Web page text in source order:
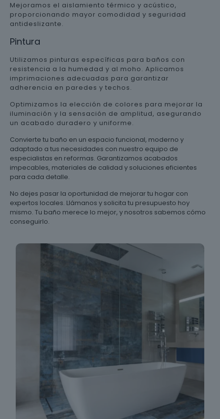
Mejoramos el aislamiento térmico y acústico,
proporcionando mayor comodidad y seguridad
antideslizante.
Pintura
Utilizamos pinturas específicas para baños con
resistencia a la humedad y al moho. Aplicamos
imprimaciones adecuadas para garantizar
adherencia en paredes y techos.
Optimizamos la elección de colores para mejorar la
iluminación y la sensación de amplitud, asegurando
un acabado duradero y uniforme.
Convierte tu baño en un espacio funcional, moderno y
adaptado a tus necesidades con nuestro equipo de
especialistas en reformas. Garantizamos acabados
impecables, materiales de calidad y soluciones eficientes
para cada detalle.
No dejes pasar la oportunidad de mejorar tu hogar con
expertos locales. Llámanos y solicita tu presupuesto hoy
mismo. Tu baño merece lo mejor, y nosotros sabemos cómo
conseguirlo.